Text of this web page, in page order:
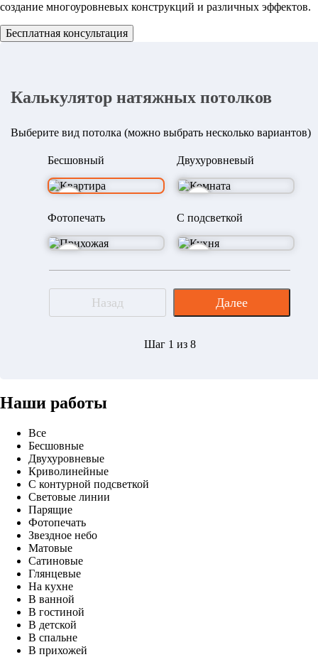
создание многоуровневых конструкций и различных эффектов.
Бесплатная консультация
Калькулятор натяжных потолков
Выберите вид потолка (можно выбрать несколько вариантов)
Бесшовный Двухуровневый
Фотопечать С подсветкой
Назад Далее
Шаг 1 из 8
Наши работы
Все
Бесшовные
Двухуровневые
Криволинейные
С контурной подсветкой
Световые линии
Парящие
Фотопечать
Звездное небо
Матовые
Сатиновые
Глянцевые
На кухне
В ванной
В гостиной
В детской
В спальне
В прихожей